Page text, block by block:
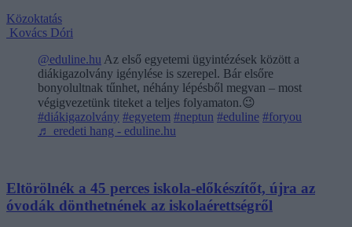
Közoktatás
Kovács Dóri
@eduline.hu Az első egyetemi ügyintézések között a
diákigazolvány igénylése is szerepel. Bár elsőre
bonyolultnak tűnhet, néhány lépésből megvan – most
végigvezetünk titeket a teljes folyamaton.😉
#diákigazolvány #egyetem #neptun #eduline #foryou
♬ eredeti hang - eduline.hu
Eltörölnék a 45 perces iskola-előkészítőt, újra az
óvodák dönthetnének az iskolaérettségről